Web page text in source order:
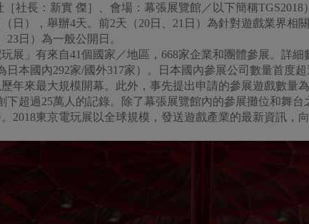
社長：新實 傑］、會場：幕張展覽館／以下簡稱TGS2018
（日），舉辦4天。前2天（20日、21日）為針對遊戲業界相
23日）為一般公開日。
玩展」有來自41個國家／地區，668家企業和團體參展。詳
日本國內292家/國外317家）。日本國內參展公司數量首度
年來最大規模開幕。此外，事先提出申請的參展遊戲數量
下超過25萬人的記錄。除了幕張展覽館內的參展攤位和舞
2018東京電玩展以全球規模，發送遊戲產業的最新資訊，